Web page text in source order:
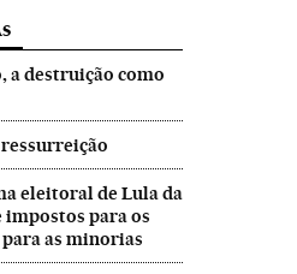
a destruição como
eleitoral de Lula da
impostos para os
as minorias